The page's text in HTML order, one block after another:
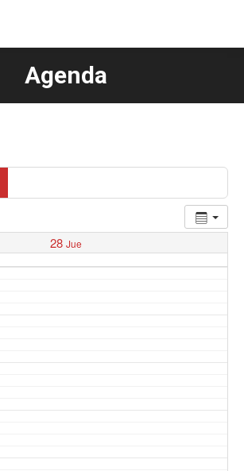
Agenda
Estás aquí:
28 Jue